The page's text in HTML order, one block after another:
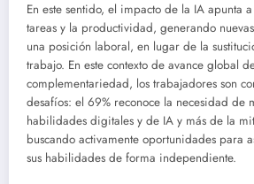
En este sentido, el impacto de la IA apunta
tareas y la productividad, generando
una posición laboral, en lugar de la
trabajo. En este contexto de avance global
complementariedad, los trabajadores son
desafíos: el 69% reconoce la necesidad de
habilidades digitales y de IA y más de la
buscando activamente oportunidades para
sus habilidades de forma independiente.